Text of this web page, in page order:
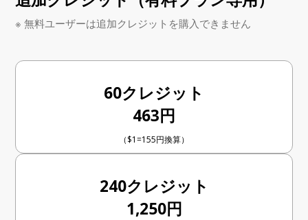
※ 無料ユーザーは追加クレジットを購入できません
60クレジット
463円
（$1=155円換算）
240クレジット
1,250円